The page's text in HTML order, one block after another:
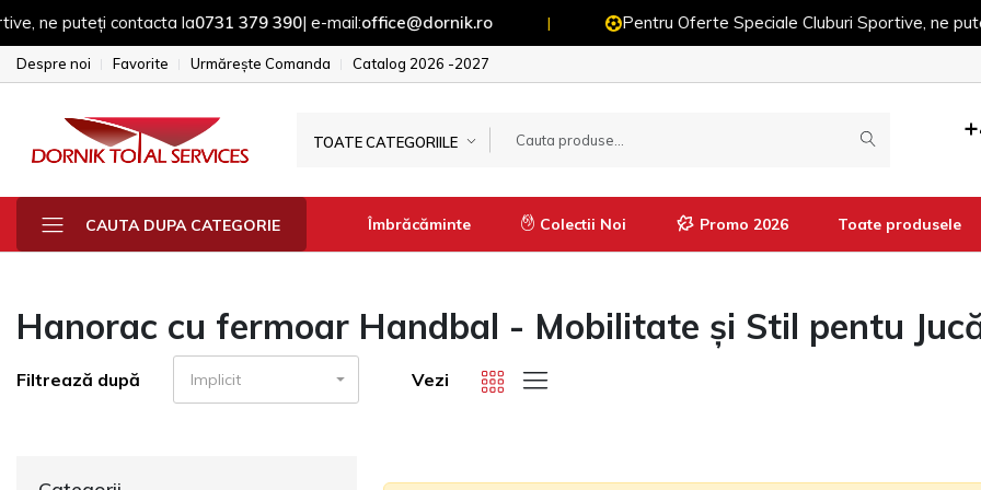
contacta la0731 379 390| e-mail:office@dornik.ro | Pentru Oferte Speciale Cluburi Sportive, ne puteți
Despre noi Favorite Urmărește Comanda Catalog 2026 -2027
TOATE CATEGORIILE
CAUTA DUPA CATEGORIE Îmbrăcăminte
Fesuri - sepci - Manusi
Manusi
Imbracaminte termică
Colectii Noi Promo 2026 Toate produsele
Hanorac cu fermoar Handbal - Mobilitate și Stil pentu
Filtrează după Implicit Vezi